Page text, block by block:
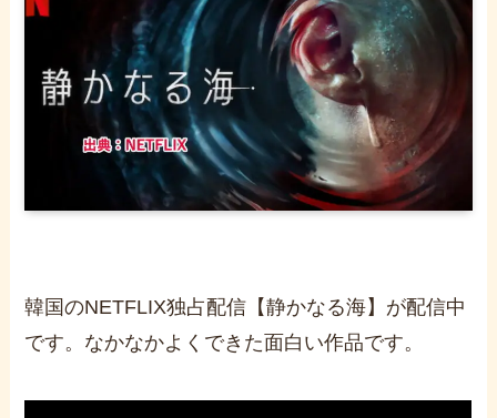
韓国のNETFLIX独占配信【静かなる海】が配信中
です。なかなかよくできた面白い作品です。